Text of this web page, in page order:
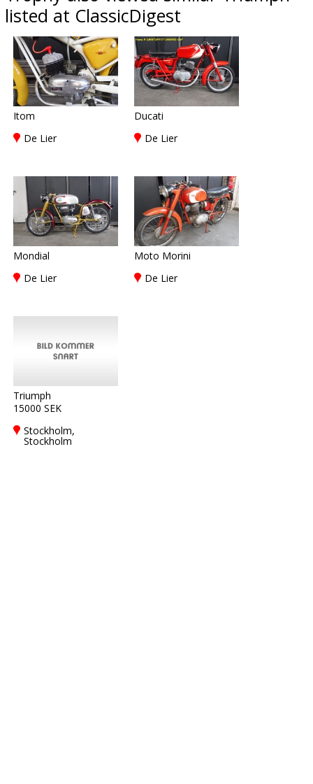
listed at ClassicDigest
Itom
De Lier
Ducati
De Lier
Mondial
De Lier
Moto Morini
De Lier
Triumph
15000 SEK
Stockholm,
Stockholm